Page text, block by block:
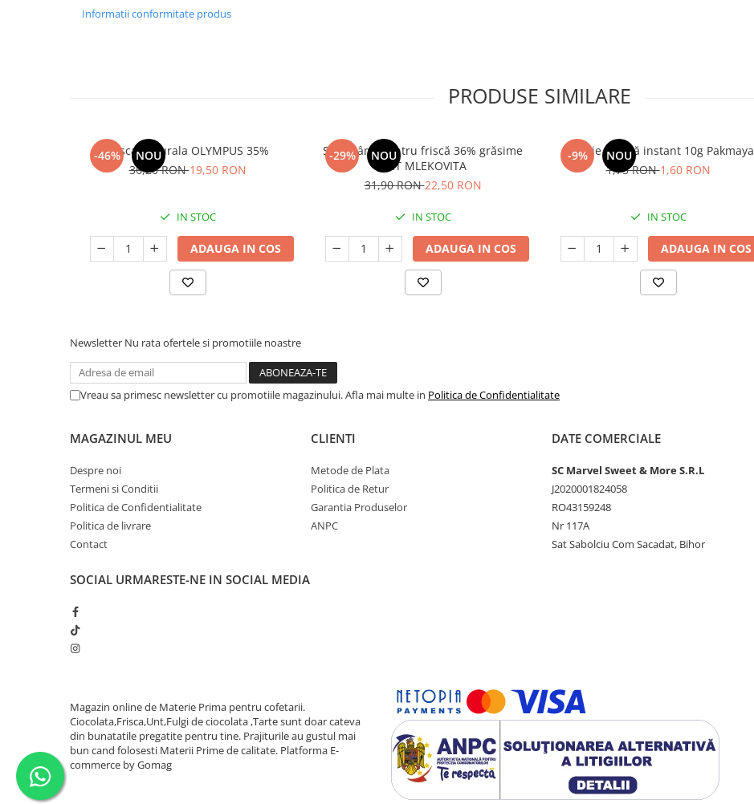
Informatii conformitate produs
PRODUSE SIMILARE
-46% NOU
Frisca Naturala OLYMPUS 35%
36,20 RON19,50 RON
IN STOC
ADAUGA IN COS
-29% NOU
Smântână pentru friscă 36% grăsime
UHT MLEKOVITA
31,90 RON22,50 RON
IN STOC
ADAUGA IN COS
-9% NOU
Drojdie uscată instant 10g Pakmaya
1,75 RON1,60 RON
IN STOC
ADAUGA IN COS
Newsletter Nu rata ofertele si promotiile noastre
Vreau sa primesc newsletter cu promotiile magazinului. Afla mai multe in Politica de Confidentialitate
MAGAZINUL MEU
Despre noi
Termeni si Conditii
Politica de Confidentialitate
Politica de livrare
Contact
CLIENTI
Metode de Plata
Politica de Retur
Garantia Produselor
ANPC
DATE COMERCIALE
SC Marvel Sweet & More S.R.L
J2020001824058
RO43159248
Nr 117A
Sat Sabolciu Com Sacadat, Bihor
SOCIAL URMARESTE-NE IN SOCIAL MEDIA
Magazin online de Materie Prima pentru cofetarii.
Ciocolata,Frisca,Unt,Fulgi de ciocolata ,Tarte sunt doar cateva
din bunatatile pregatite pentru tine. Prajiturile au gustul mai
bun cand folosesti Materii Prime de calitate. Platforma E-
commerce by Gomag